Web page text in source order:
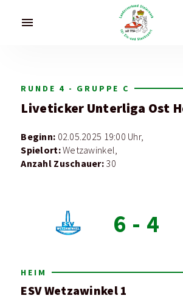
menu
RUNDE 4 - GRUPPE C
Liveticker Unterliga Ost
Beginn: 02.05.2025 19:00 Uhr,
Spielort:Wetzawinkel,
Anzahl Zuschauer: 30
6 - 4
HEIM
ESV Wetzawinkel 1